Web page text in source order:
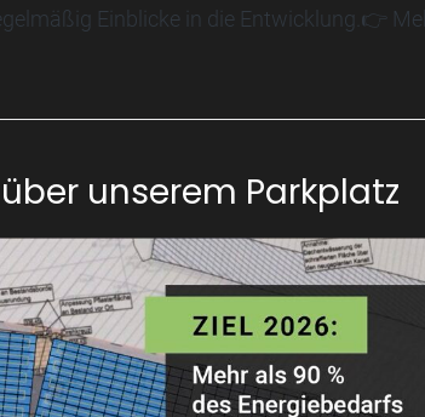
Einblicke in die Entwicklung.👉
unserem Parkplatz